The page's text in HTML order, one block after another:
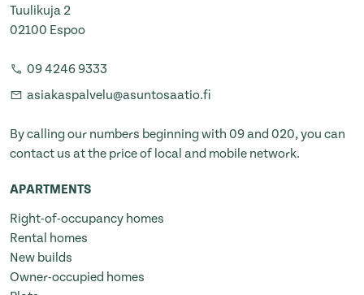
Tuulikuja 2
02100 Espoo
09 4246 9333
asiakaspalvelu@asuntosaatio.fi
By calling our numbers beginning with 09 and 020, you can
contact us at the price of local and mobile network.
APARTMENTS
Right-of-occupancy homes
Rental homes
New builds
Owner-occupied homes